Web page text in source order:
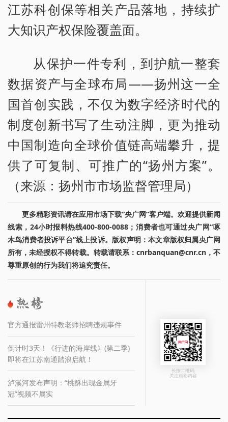
江苏科创保等相关产品落地，持续扩
大知识产权保险覆盖面。
从保护一件专利，到护航一整套
数据资产与全球布局——扬州这一全
国首创实践，不仅为数字经济时代的
制度创新书写了生动注脚，更为推动
中国制造向全球价值链高端攀升，提
供了可复制、可推广的“扬州方案”。
（来源：扬州市市场监督管理局）
更多精彩资讯请在应用市场下载“央广网”客户端。欢迎提供新闻
线索，24小时报料热线400-800-0088；消费者也可通过央广网“啄
木鸟消费者投诉平台”线上投诉。版权声明：本文章版权归属央广网
所有，未经授权不得转载。转载请联系：cnrbanquan@cnr.cn，不
尊重原创的行为我们将追究责任。
官方通报雷州特教老师招聘违规事件
倒计时3天！《行进的海岸线》(第二季)
即将在江苏南通踏浪启航！
泸溪河发布声明：“桃酥出现金属牙
冠”视频不属实
长按二维码
关注精彩内容